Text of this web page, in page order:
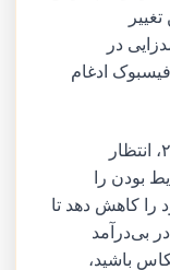
در
ادغام
با نزدیک شدن ثبت‌نام آزاد در سال ۲۰۲۵، انتظار
بودن را
را کاهش دهد تا
بی‌درآمد
باشید،